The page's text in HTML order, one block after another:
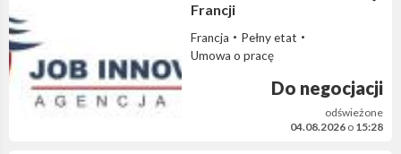
Francji
Francja
Pełny etat
Umowa o pracę
Do negocjacji
odświeżone
04.08.2026 o 15:28